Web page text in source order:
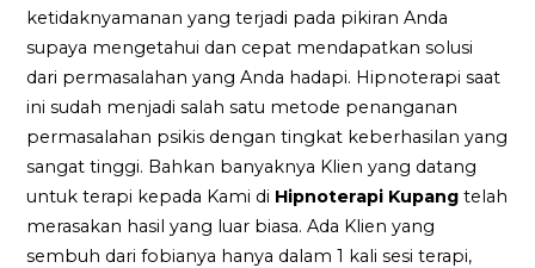
ketidaknyamanan yang terjadi pada pikiran Anda
supaya mengetahui dan cepat mendapatkan solusi
dari permasalahan yang Anda hadapi. Hipnoterapi saat
ini sudah menjadi salah satu metode penanganan
permasalahan psikis dengan tingkat keberhasilan yang
sangat tinggi. Bahkan banyaknya Klien yang datang
untuk terapi kepada Kami di Hipnoterapi Kupang telah
merasakan hasil yang luar biasa. Ada Klien yang
sembuh dari fobianya hanya dalam 1 kali sesi terapi,